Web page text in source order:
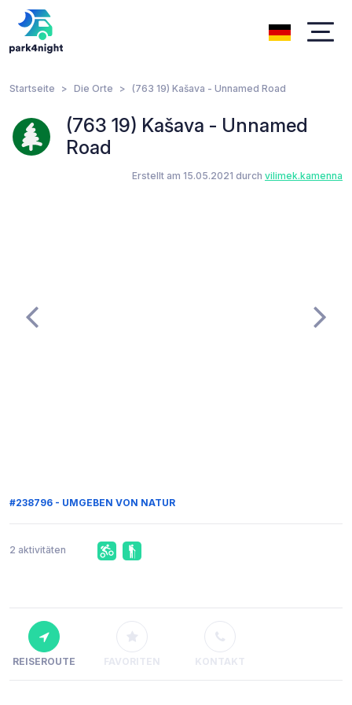
Startseite Die Orte (763 19) Kašava - Unnamed Road
(763 19) Kašava - Unnamed
Road
Erstellt am 15.05.2021 durch vilimek.kamenna
#238796 - UMGEBEN VON NATUR
2 aktivitäten
REISEROUTE FAVORITEN KONTAKT